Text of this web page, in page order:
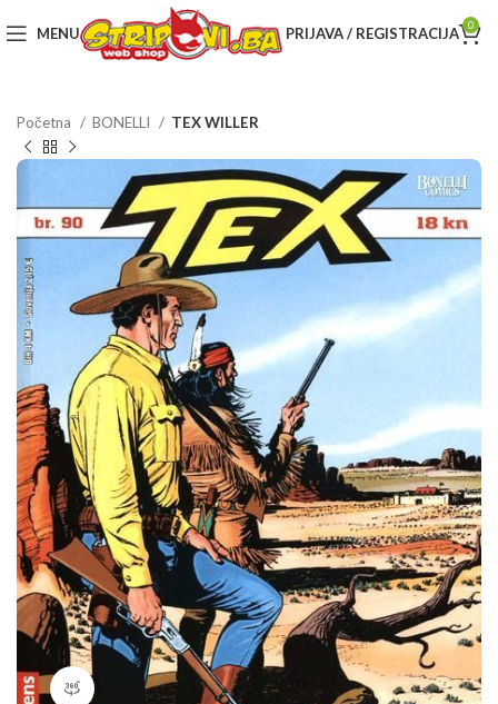
MENU PRIJAVA / REGISTRACIJA 0
Početna BONELLI TEX WILLER
360 product view